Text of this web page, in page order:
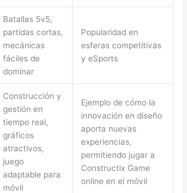
Batallas 5v5,
partidas cortas,
mecánicas
fáciles de
dominar
Popularidad en
esferas competitivas
y eSports
Construcción y
gestión en
tiempo real,
gráficos
atractivos,
juego
adaptable para
móvil
Ejemplo de cómo la
innovación en diseño
aporta nuevas
experiencias,
permitiendo jugar a
Constructix Game
online en el móvil